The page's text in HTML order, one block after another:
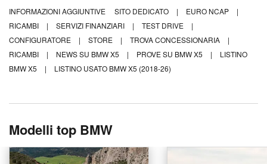
INFORMAZIONI AGGIUNTIVE SITO DEDICATO | EURO NCAP
|
RICAMBI
| SERVIZI FINANZIARI | TEST DRIVE
|
CONFIGURATORE
| STORE | TROVA CONCESSIONARIA
|
RICAMBI
| NEWS SU BMW X5 | PROVE SU BMW X5 |
LISTINO
BMW X5
| LISTINO USATO BMW X5 (2018-26)
Modelli top BMW